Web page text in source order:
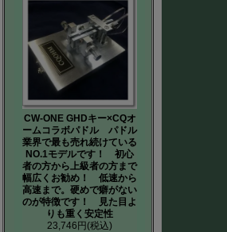
CW-ONE GHDキー×CQオ
ームコラボパドル パドル
業界で最も売れ続けている
NO.1モデルです！ 初心
者の方から上級者の方まで
幅広くお勧め！ 低速から
高速まで。硬めで癖がない
のが特徴です！ 見た目よ
りも重く安定性
23,746円(税込)